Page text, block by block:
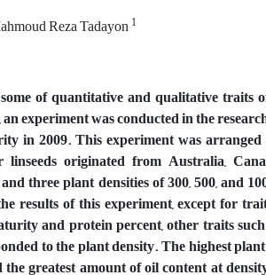
Reza Tadayon1
of quantitative and qualitative traits
experiment was conducted in the
in 2009. This experiment was
originated from Australia,
three plant densities of 300, 500, and
results of this experiment, except for
and protein percent, other traits
to the plant density. The highest
greatest amount of oil content at